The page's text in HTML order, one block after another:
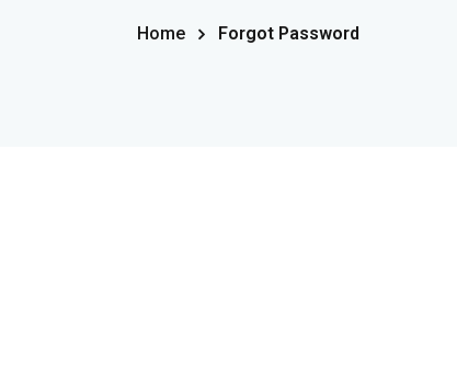
Home Forgot Password